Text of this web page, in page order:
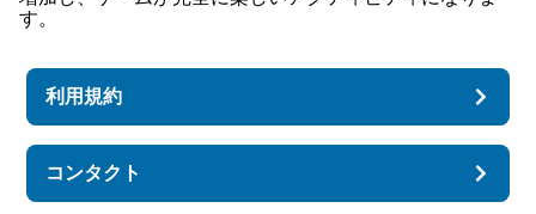
す。
利用規約
コンタクト